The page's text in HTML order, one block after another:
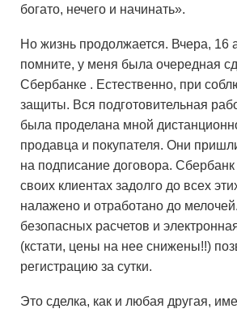
богато, нечего и начинать».
Но жизнь продолжается. Вчера, 16
помните, у меня была очередная
Сбербанке . Естественно, при
защиты. Вся подготовительная
была проделана мной
продавца и покупателя. Они
на подписание договора. Сбербанк
своих клиентах задолго до всех
налажено и отработано до
безопасных расчетов и
(кстати, цены на нее снижены!!)
регистрацию за сутки.
Это сделка, как и любая другая,